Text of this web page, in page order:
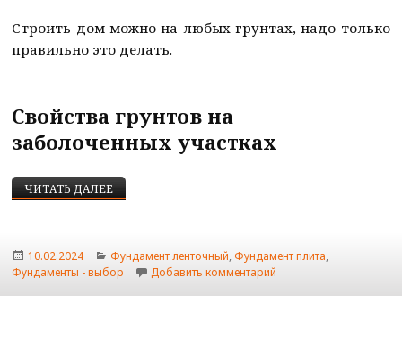
Строить дом можно на любых грунтах, надо только
правильно это делать.
Свойства грунтов на
заболоченных участках
ЧИТАТЬ ДАЛЕЕДЕШЕВЫЙ МЕЛКО ЗАГЛУБЛЕННЫЙ ФУНДАМЕНТ
Опубликовано
10.02.2024 Рубрики
Фундамент ленточный,Фундамент плита,
Фундаменты - выбор
Добавить комментарий